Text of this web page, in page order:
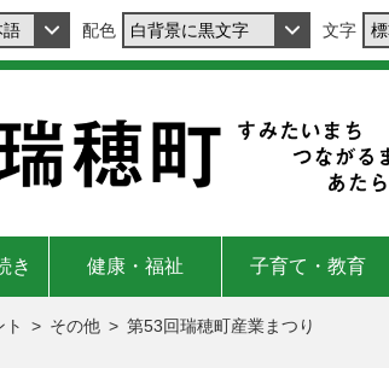
配色 文字
き 健康・福祉 子育て・教育
ト > その他 > 第53回瑞穂町産業まつり